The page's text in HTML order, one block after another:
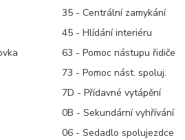
35 - Centrální zamykání
45 - Hlídání interiéru
63 - Pomoc nástupu řidiče
73 - Pomoc nást. spoluj.
7D - Přídavné vytápění
0B - Sekundární vyhřívání
06 - Sedadlo spolujezdce